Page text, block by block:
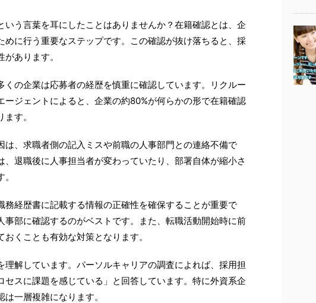
いう言葉を耳にしたことはありませんか？在籍確認とは、企
めに行う重要なステップです。この確認が抜け落ちると、採
あります。
くの企業は応募者の経歴を慎重に確認しています。リクルー
ージェントによると、企業の約80%が何らかの形で在籍確認
す。
は、求職者側の記入ミスや前職の人事部門との連絡不備で
退職後に人事担当者が変わっていたり、部署自体が縮小さ
務経歴書に記載する情報の正確性を確保することが重要で
事部に確認するのがベストです。また、転職活動開始時に前
くことも有効な対策となります。
解しています。パーソルキャリアの調査によれば、採用担
セスに課題を感じている」と回答しています。特に外資系企
一層複雑になります。